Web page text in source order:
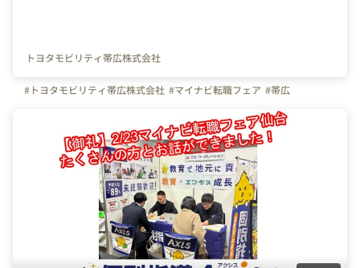
トヨタモビリティ帯広株式会社
#トヨタモビリティ帯広株式会社 #マイナビ転職フェア #帯広